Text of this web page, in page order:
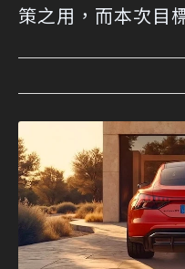
策之用，而本次目